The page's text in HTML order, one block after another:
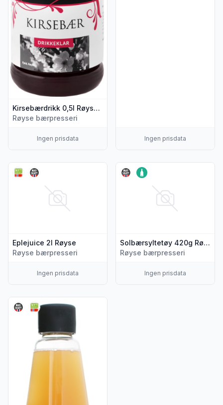
Kirsebærdrikk 0,5l Røyse Bærpresseri
Røyse bærpresseri
Ingen prisdata Ingen prisdata
Eplejuice 2l Røyse
Røyse bærpresseri
Ingen prisdata
Vis flere detaljer for produktet "Eplejuice 2l Røyse"
Solbærsyltetøy 420g Røyse
Røyse bærpresseri
Ingen prisdata
Vis flere detaljer for
Vis flere detaljer for produktet "Rabarbra/Eple 0,75l Røyse"